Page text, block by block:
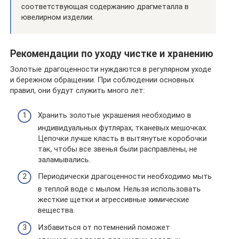
соответствующая содержанию драгметалла в
ювелирном изделии.
Рекомендации по уходу чистке и хранению
Золотые драгоценности нуждаются в регулярном уходе
и бережном обращении. При соблюдении основных
правил, они будут служить много лет:
Хранить золотые украшения необходимо в
индивидуальных футлярах, тканевых мешочках.
Цепочки лучше класть в вытянутые коробочки
так, чтобы все звенья были расправлены, не
заламывались.
Периодически драгоценности необходимо мыть
в теплой воде с мылом. Нельзя использовать
жесткие щетки и агрессивные химические
вещества.
Избавиться от потемнений поможет